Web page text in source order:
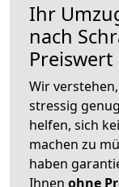
Ihr
nach
Preiswert
Wir
stressig
helfen, sich
machen zu
haben
Ihnen ohne